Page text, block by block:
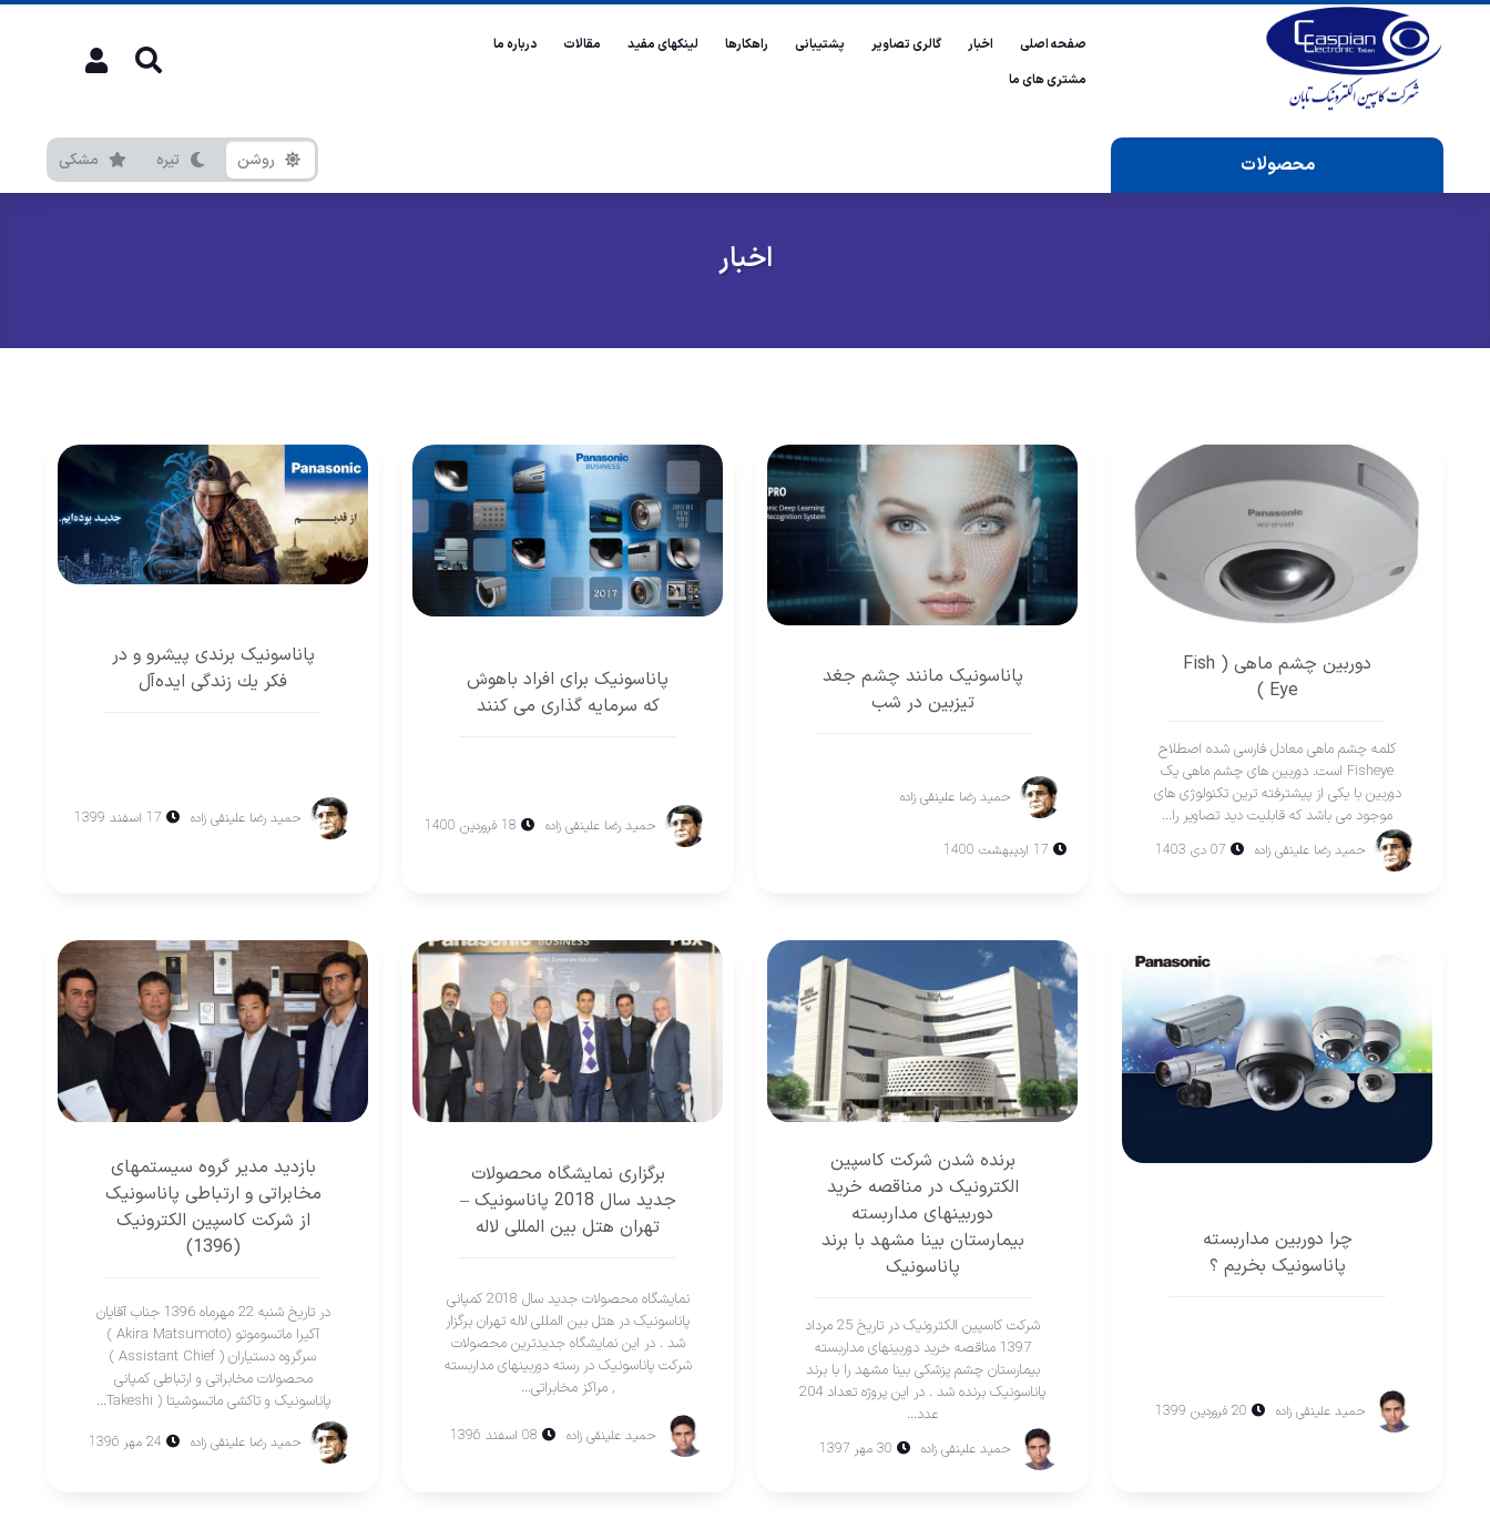
صفحه اصلی اخبار گالری تصاویر پشتیبانی راهکارها لینکهای مفید مقالات
درباره ما
مشتری های ما
محصولات روشن تیره مشکی
اخبار
دوربین چشم ماهی ( Fish
Eye )
کلمه چشم ماهی معادل فارسی شده اصطلاح
Fisheye است. دوربین های چشم ماهی یک
دوربین با یکی از پیشترفته ترین تکنولوژی های
موجود می باشد که قابلیت دید تصاویر را...
حمید رضا علینقی زاده
پاناسونيک مانند چشم جغد
تيزبين در شب
حمید رضا علینقی زاده
پاناسونيک برای افراد باهوش
كه سرمايه گذاری می كنند
حمید رضا علینقی زاده
پاناسونيک برندی پيشرو و در
فكر يك زندگی ايده‌آل
حمید رضا علینقی زاده
چرا دوربين مداربسته
پاناسونيک بخريم ؟
حميد علينقی زاده
برنده شدن شرکت کاسپین
الکترونیک در مناقصه خرید
دوربینهای مداربسته
بیمارستان بینا مشهد با برند
پاناسونیک
شرکت کاسپین الکترونیک در تاریخ 25 مرداد
1397 مناقصه خرید دوربینهای مداربسته
بیمارستان چشم پزشکی بینا مشهد را با برند
پاناسونیک برنده شد . در اين پروژه تعداد 204
عدد...
حميد علينقی زاده
برگزاری نمايشگاه محصولات
جديد سال 2018 پاناسونيک –
تهران هتل بين المللی لاله
نمايشگاه محصولات جديد سال 2018 كمپانی
پاناسونیک در هتل بين المللی لاله تهران برگزار
شد . در اين نمايشگاه جديدترين محصولات
شركت پاناسونیک در رسته دوربينهای مداربسته
, مراكز مخابراتی...
حميد علينقی زاده
بازديد مدير گروه سيستمهای
مخابراتی و ارتباطی پاناسونيک
از شركت كاسپين الكترونيک
(1396)
در تاريخ شنبه 22 مهرماه 1396 جناب آقايان
آكيرا ماتسوموتو (Akira Matsumoto )
سرگروه دستياران ( Assistant Chief )
محصولات مخابراتی و ارتباطی كمپانی
پاناسونیک و تاكشی ماتسوشيتا ( Takeshi...
حمید رضا علینقی زاده